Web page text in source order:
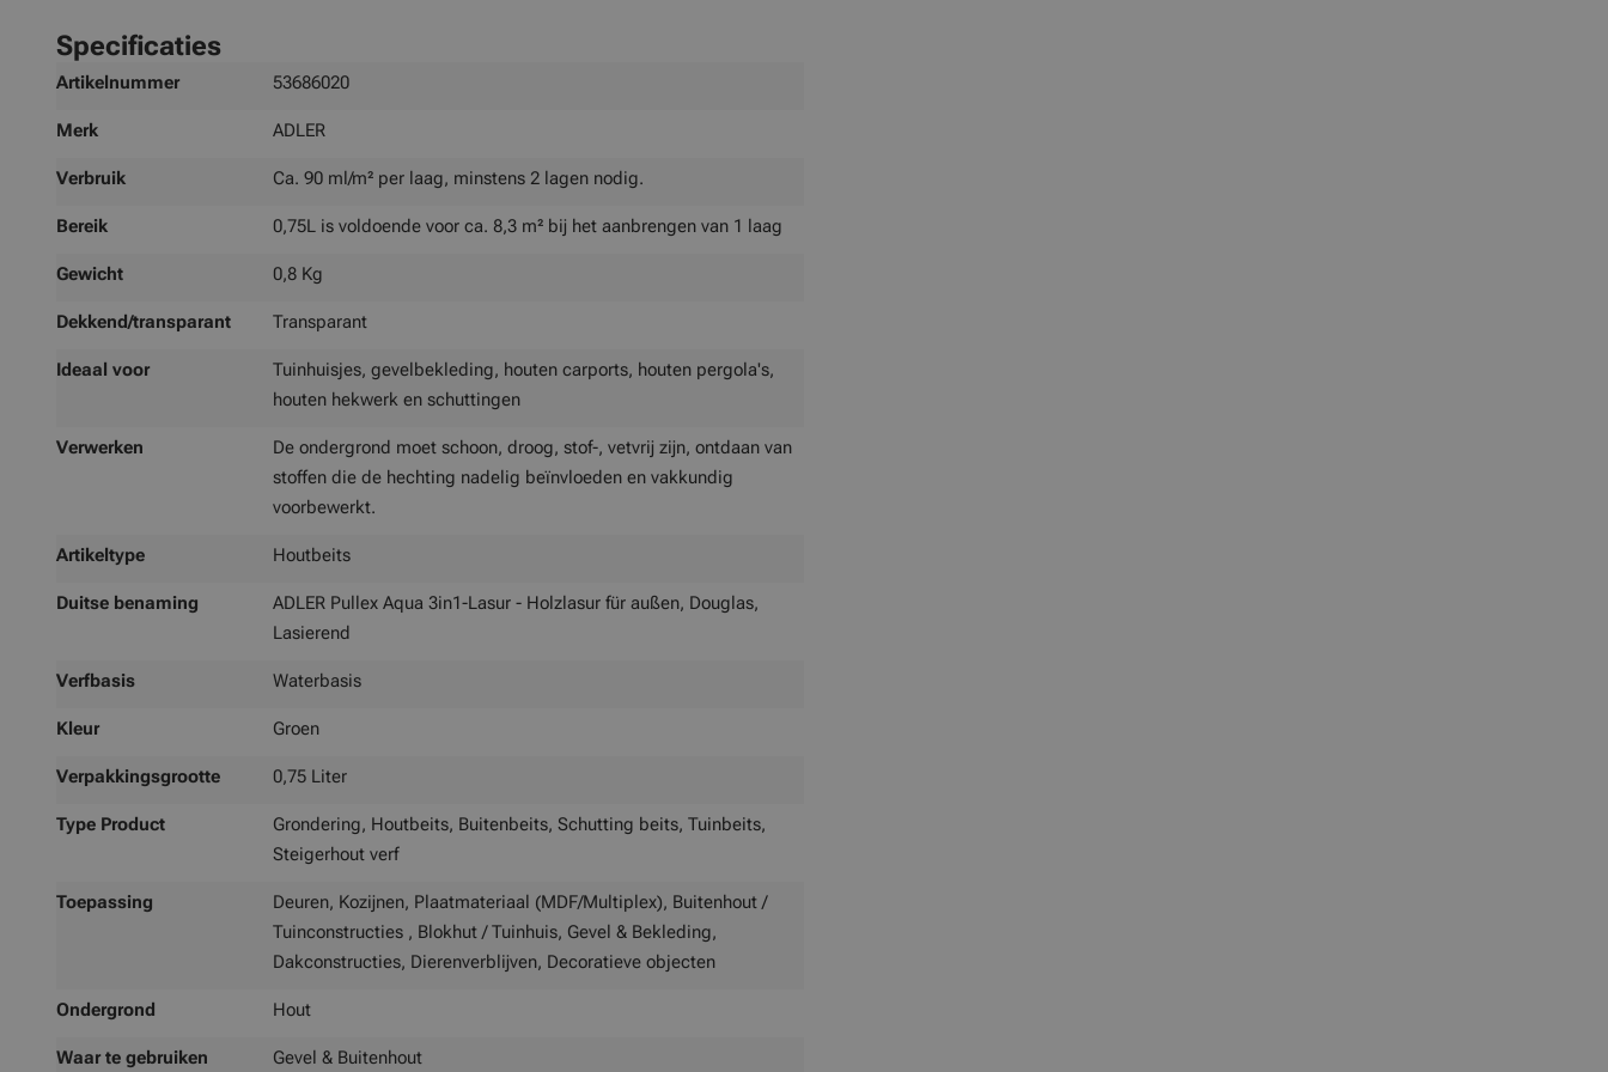
Specificaties
Meer
Artikelnummer 53686020
Merk ADLER
Verbruik Ca. 90 ml/m² per laag, minstens 2 lagen nodig.
Bereik 0,75L is voldoende voor ca. 8,3 m² bij het aanbrengen van 1 laag
Gewicht 0,8 Kg
Dekkend/transparant Transparant
Ideaal voor
Tuinhuisjes, gevelbekleding, houten carports, houten pergola's,
houten hekwerk en schuttingen
Verwerken
De ondergrond moet schoon, droog, stof-, vetvrij zijn, ontdaan van
stoffen die de hechting nadelig beïnvloeden en vakkundig
voorbewerkt.
Artikeltype Houtbeits
Duitse benaming
ADLER Pullex Aqua 3in1-Lasur - Holzlasur für außen, Douglas,
Lasierend
Verfbasis Waterbasis
Kleur Groen
Verpakkingsgrootte 0,75 Liter
Type Product
Grondering, Houtbeits, Buitenbeits, Schutting beits, Tuinbeits,
Steigerhout verf
Toepassing
Deuren, Kozijnen, Plaatmateriaal (MDF/Multiplex), Buitenhout /
Tuinconstructies , Blokhut / Tuinhuis, Gevel & Bekleding,
Dakconstructies, Dierenverblijven, Decoratieve objecten
Ondergrond Hout
Waar te gebruiken Gevel & Buitenhout